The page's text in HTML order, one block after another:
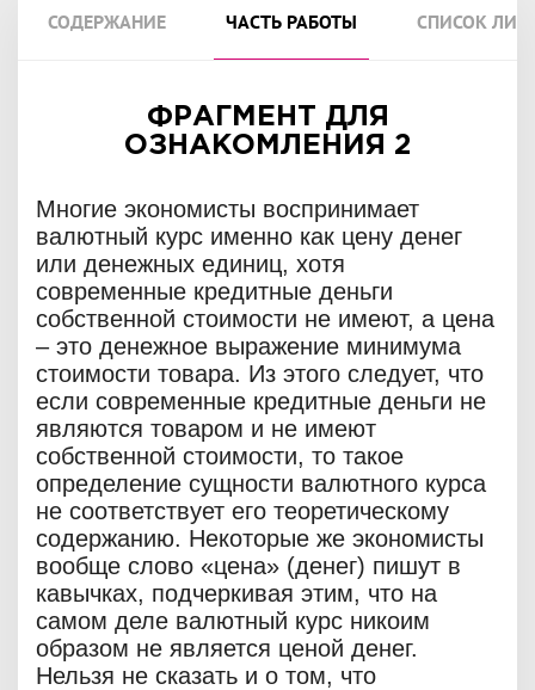
СОДЕРЖАНИЕ ЧАСТЬ РАБОТЫ СПИСОК
ФРАГМЕНТ ДЛЯ
ОЗНАКОМЛЕНИЯ 2
Многие экономисты воспринимает
валютный курс именно как цену денег
или денежных единиц, хотя
современные кредитные деньги
собственной стоимости не имеют, а цена
– это денежное выражение минимума
стоимости товара. Из этого следует, что
если современные кредитные деньги не
являются товаром и не имеют
собственной стоимости, то такое
определение сущности валютного курса
не соответствует его теоретическому
содержанию. Некоторые же экономисты
вообще слово «цена» (денег) пишут в
кавычках, подчеркивая этим, что на
самом деле валютный курс никоим
образом не является ценой денег.
Нельзя не сказать и о том, что